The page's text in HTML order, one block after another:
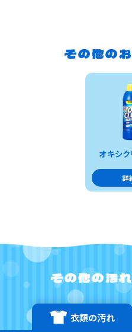
その他の
オキシ
詳
その他の汚
衣類の汚れ